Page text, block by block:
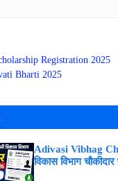
Registration 2025
Bharti 2025
Adivasi Vibhag
विकास विभाग